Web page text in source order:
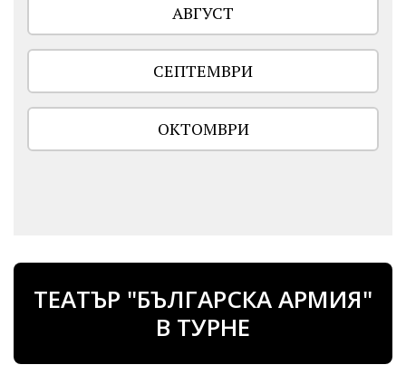
АВГУСТ
СЕПТЕМВРИ
ОКТОМВРИ
ТЕАТЪР "БЪЛГАРСКА АРМИЯ"
В ТУРНЕ